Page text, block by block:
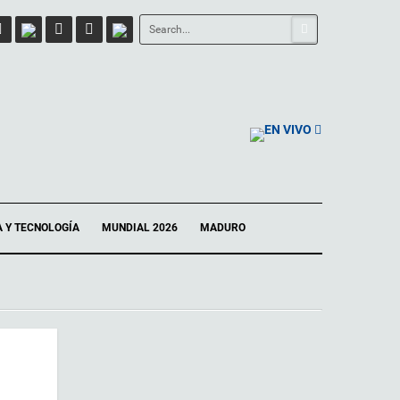
EN VIVO
Y TECNOLOGÍA MUNDIAL 2026 MADURO